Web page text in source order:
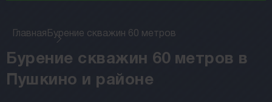
Главная Бурение скважин 60 метров
Бурение скважин 60 метров в
Пушкино и районе